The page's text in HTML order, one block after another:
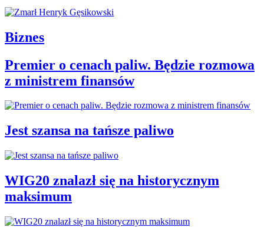
Biznes
Premier o cenach paliw. Będzie rozmowa
z ministrem finansów
Jest szansa na tańsze paliwo
WIG20 znalazł się na historycznym
maksimum